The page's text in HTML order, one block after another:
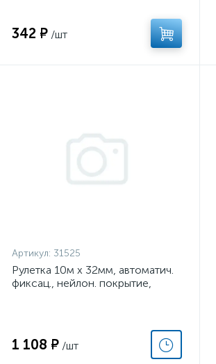
342 ₽ /шт
Артикул: 31525
Рулетка 10м х 32мм, автоматич.
фиксац., нейлон. покрытие,
1 108 ₽ /шт